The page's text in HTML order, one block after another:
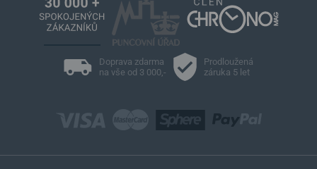
Doprava zdarma
na vše od 3 000,-
Prodloužená
záruka 5 let